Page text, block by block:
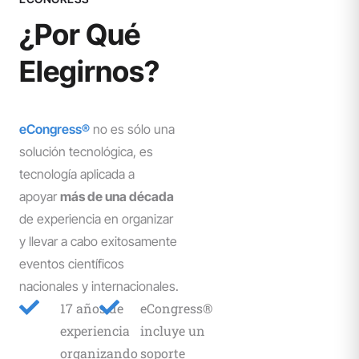
código
QR.
Conocer
-
Formulario
de
-
Pago
online
de
membresías.
tamaño
ni tipo
de
presentaciones.
¿Por Qué
Elegirnos?
eCongress® no es sólo una
solución tecnológica, es
tecnología aplicada a
apoyar más de una década
de experiencia en organizar
y llevar a cabo exitosamente
eventos científicos
nacionales y internacionales.
17 años de
experiencia
organizando
eCongress®
incluye un
soporte